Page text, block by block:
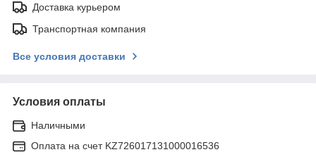
Доставка курьером
Транспортная компания
Все условия доставки
Условия оплаты
Наличными
Оплата на счет KZ726017131000016536